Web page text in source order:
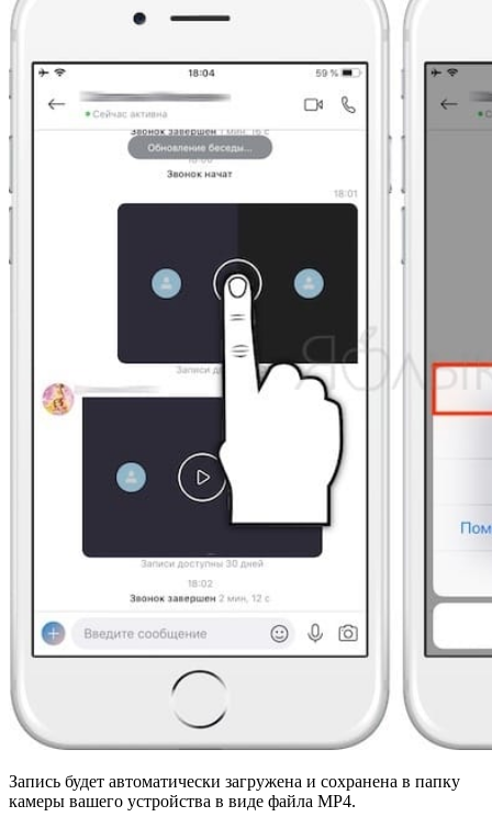
Запись будет автоматически загружена и сохранена в папку
камеры вашего устройства в виде файла MP4.